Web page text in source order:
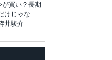
買い？長期
けじゃな
井駿介